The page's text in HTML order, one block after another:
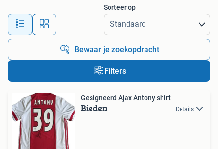
Alle afstanden…
Sorteer op
Bewaar je zoekopdracht
Filters
Gesigneerd Ajax Antony shirt
Bieden Details